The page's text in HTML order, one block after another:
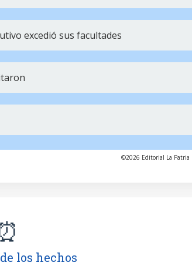
excedió sus facultades
©2026 Editorial La Patria
los hechos